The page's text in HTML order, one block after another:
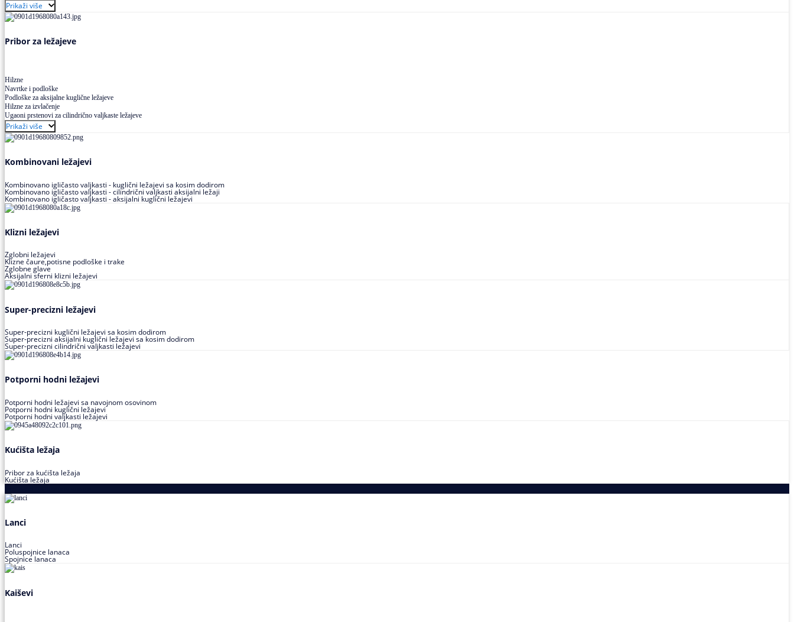
Prikaži više
Pribor za ležajeve
Hilzne
Navrtke i podloške
Podloške za aksijalne kuglične ležajeve
Hilzne za izvlačenje
Ugaoni prstenovi za cilindrično valjkaste ležajeve
Prikaži više
Kombinovani ležajevi
Kombinovano igličasto valjkasti - kuglični ležajevi sa kosim dodirom
Kombinovano igličasto valjkasti - cilindrični valjkasti aksijalni ležaji
Kombinovano igličasto valjkasti - aksijalni kuglični ležajevi
Klizni ležajevi
Zglobni ležajevi
Klizne čaure,potisne podloške i trake
Zglobne glave
Aksijalni sferni klizni ležajevi
Super-precizni ležajevi
Super-precizni kuglični ležajevi sa kosim dodirom
Super-precizni aksijalni kuglični ležajevi sa kosim dodirom
Super-precizni cilindrični valjkasti ležajevi
Potporni hodni ležajevi
Potporni hodni ležajevi sa navojnom osovinom
Potporni hodni kuglični ležajevi
Potporni hodni valjkasti ležajevi
Kućišta ležaja
Pribor za kućišta ležaja
Kućišta ležaja
Lanci
Lanci
Poluspojnice lanaca
Spojnice lanaca
Kaiševi